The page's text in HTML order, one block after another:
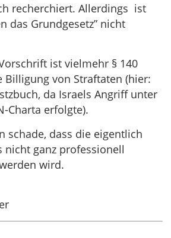
recherchiert. Allerdings ist
das Grundgesetz” nicht
ist vielmehr § 140
Billigung von Straftaten (hier:
da Israels Angriff unter
Charta erfolgte).
schade, dass die eigentlich
nicht ganz professionell
wird.